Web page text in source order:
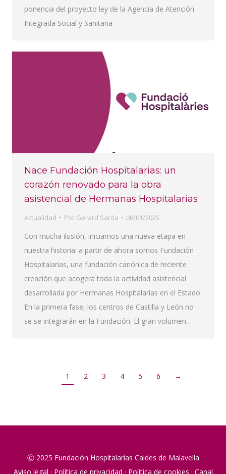
ponencia del proyecto ley de la Agencia de Atención
Integrada Social y Sanitaria
Nace Fundación Hospitalarias: un
corazón renovado para la obra
asistencial de Hermanas Hospitalarias
Actualidad Por Gerard Sarda 08/01/2025
Con mucha ilusión, iniciamos una nueva etapa en
nuestra historia: a partir de ahora somos Fundación
Hospitalarias, una fundación canónica de reciente
creación que acogerá toda la actividad asistencial
desarrollada por Hermanas Hospitalarias en el Estado.
En la primera fase, los centros de Castilla y León no
se se integrarán en la Fundación. El gran volumen…
1 2 3 4 5 6 →
Ⓒ 2025 Fundación Hospitalarias Caldes de Malavella
Aviso legal · Política de privacidad · Política de cookies · Canal